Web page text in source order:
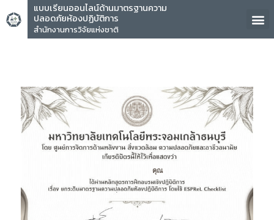
แบบเรียนออนไลน์ด้านมาตรฐานความ
ปลอดภัยห้องปฏิบัติการ
สำนักงานการวิจัยแห่งชาติ
คุณ